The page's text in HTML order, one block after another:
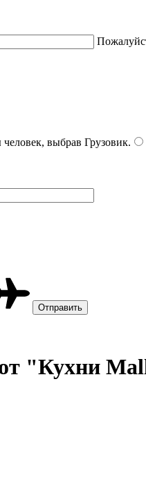
выбрав Грузовик.
от "Кухни